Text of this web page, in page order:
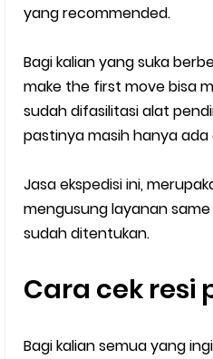
yang recommended.
Bagi kalian yang suka
make the first move bisa
sudah difasilitasi alat
pastinya masih hanya
Jasa ekspedisi ini,
mengusung layanan
sudah ditentukan.
Cara cek resi
Bagi kalian semua yang